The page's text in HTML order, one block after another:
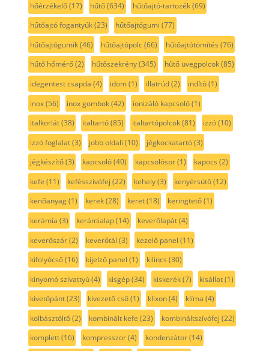
hőérzékelő(17) hűtő(634) hűtőajtó-tartozék(69)
hűtőajtó fogantyúk(23) hűtőajtógumi (77)
hűtőajtógumik(46) hűtőajtópolc(66) hűtőajtótömítés (76)
hűtő hőmérő(2) hűtőszekrény(345) hűtő üvegpolcok(85)
idegentest csapda (4) idom(1) illatrúd(2) indító(1)
inox(56) inox gombok(42) ionizáló kapcsoló(1)
italkorlát(38) italtartó(85) italtartópolcok(81) izzó(10)
izzó foglalat(3) jobb oldali (10) jégkockatartó(3)
jégkészítő(3) kapcsoló(40) kapcsolósor(1) kapocs (2)
kefe (11) kefésszívófej (22) kehely(3) kenyérsütő(12)
kenőanyag(1) kerek(28) keret(18) keringtető(1)
kerámia (3) kerámialap(14) keverőlapát(4)
keverőszár(2) keverőtál (3) kezelő panel (11)
kifolyócső(16) kijelző panel (1) kilincs (30)
kinyomó szivattyú(4) kisgép(34) kiskerék(7) kisállat(1)
kivetőpánt(23) kivezető cső(1) klixon(4) klíma (4)
kolbásztöltő(2) kombinált kefe (23) kombináltszívófej (22)
komplett(16) kompresszor(4) kondenzátor(14)